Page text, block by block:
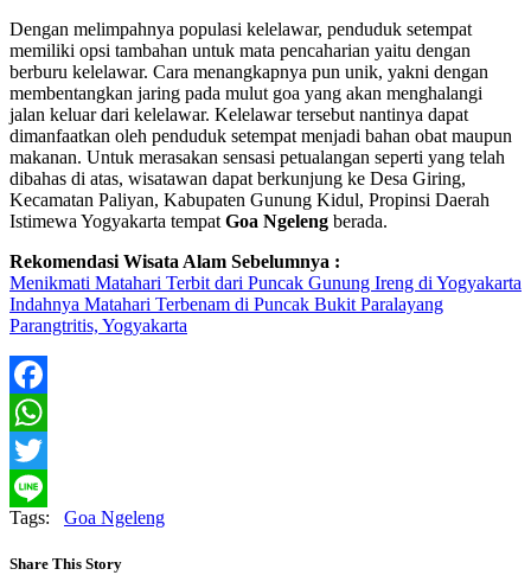
Dengan melimpahnya populasi kelelawar, penduduk setempat
memiliki opsi tambahan untuk mata pencaharian yaitu dengan
berburu kelelawar. Cara menangkapnya pun unik, yakni dengan
membentangkan jaring pada mulut goa yang akan menghalangi
jalan keluar dari kelelawar. Kelelawar tersebut nantinya dapat
dimanfaatkan oleh penduduk setempat menjadi bahan obat maupun
makanan. Untuk merasakan sensasi petualangan seperti yang telah
dibahas di atas, wisatawan dapat berkunjung ke Desa Giring,
Kecamatan Paliyan, Kabupaten Gunung Kidul, Propinsi Daerah
Istimewa Yogyakarta tempat Goa Ngeleng berada.
Rekomendasi Wisata Alam Sebelumnya :
Menikmati Matahari Terbit dari Puncak Gunung Ireng di Yogyakarta
Indahnya Matahari Terbenam di Puncak Bukit Paralayang
Parangtritis, Yogyakarta
Facebook
WhatsApp
Twitter
Line
Tags: Goa Ngeleng
Share This Story